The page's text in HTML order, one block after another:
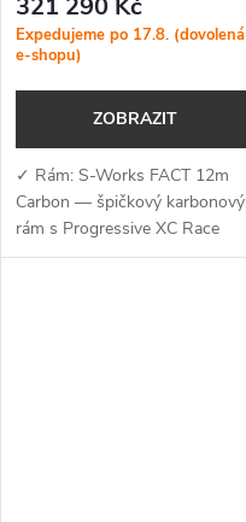
Brushed Liquid Metal
321 290 Kč
Expedujeme po 17.8. (dovolená
e-shopu)
ZOBRAZIT
✓ Rám: S-Works FACT 12m
Carbon — špičkový karbonový
rám s Progressive XC Race
geometrií, technologií Rider-